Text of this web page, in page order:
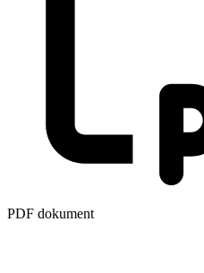
PDF dokument